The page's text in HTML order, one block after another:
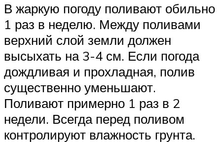
В жаркую погоду поливают обильно
1 раз в неделю. Между поливами
верхний слой земли должен
высыхать на 3-4 см. Если погода
дождливая и прохладная, полив
существенно уменьшают.
Поливают примерно 1 раз в 2
недели. Всегда перед поливом
контролируют влажность грунта.